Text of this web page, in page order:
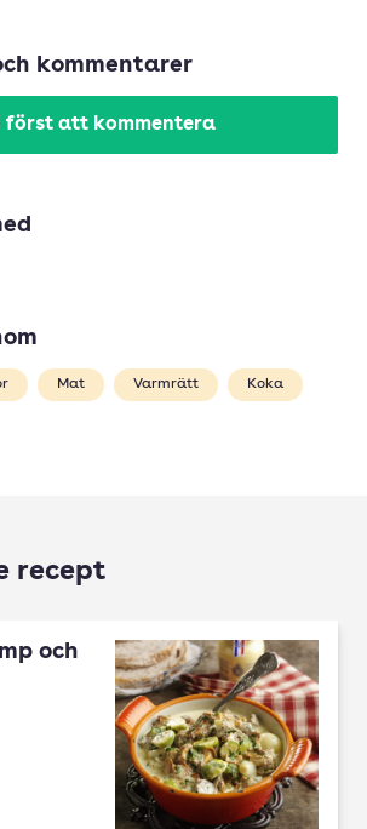
kommentarer
först att kommentera
Mat Varmrätt Koka
recept
och